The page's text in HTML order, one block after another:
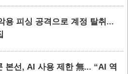
용 피싱 공격으로 계정 탈취...
본선, AI 사용 제한 無... “AI 역